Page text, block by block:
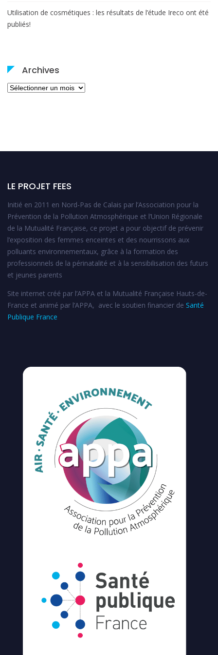
Utilisation de cosmétiques : les résultats de l’étude Ireco ont été
publiés!
Archives
Archives
LE PROJET FEES
Initié en 2011 en Nord-Pas de Calais par l’Association pour la
Prévention de la Pollution Atmosphérique et l’Union Régionale
de la Mutualité Française, ce projet a pour objectif de prévenir
l’exposition des femmes enceintes et des nourrissons aux
polluants environnementaux, grâce à la formation des
professionnels de la périnatalité et à la sensibilisation des futurs
et jeunes parents
Site internet créé par l’APPA et la Mutualité Française Hauts-de-
France et animé par l’APPA, avec le soutien financier de Santé
Publique France